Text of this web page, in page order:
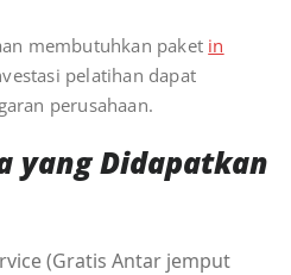
membutuhkan paket in
pelatihan dapat
perusahaan.
yang Didapatkan
(Gratis Antar jemput